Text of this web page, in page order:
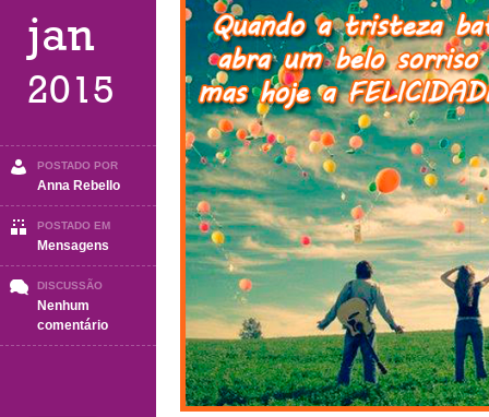
jan
2015
POSTADO POR
Anna Rebello
POSTADO EM
Mensagens
DISCUSSÃO
Nenhum
comentárioem
Mensagem